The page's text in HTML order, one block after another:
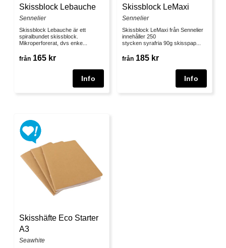
Skissblock Lebauche
Sennelier
Skissblock Lebauche är ett
spiralbundet skissblock.
Mikroperforerat, dvs enke...
från 165 kr
Skissblock LeMaxi
Sennelier
Skissblock LeMaxi från Sennelier
innehåller 250
stycken syrafria 90g skisspap...
från 185 kr
Skisshäfte Eco Starter
A3
Seawhite